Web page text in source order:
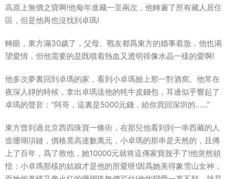
高原上無價之寶啊!他每年進藏一至兩次，他轉遍了所有藏人居住
區，但是他再也沒找到卓瑪!
轉眼，東方滿30歲了，父母、戰友都爲東方的婚事着急，他也渴
望愛情，但他需要的是既噴着熱血又透明得像水晶一樣的愛啊!
他多次夢裏回到卓瑪的家，看到小卓瑪臉上那一對酒窩。他常在
夜深人靜的時候，拿出卓瑪送他的牦牛皮錢包，耳邊似乎響起了
卓瑪的聲音：“阿哥，這裏是5000元錢，給你買回深圳的……”
東方曾到過北京西四珠寶一條街，在那兒他看到到一串西藏的人
造珊瑚項鏈，價格竟高達數萬元，小卓瑪的那串是天然的，且傳
上了百年，爲了救他，她10000元就将這傳家寶脫手了!他突然頓
悟：小卓瑪那樣的姑娘才是他的所愛呀!因爲她美得象雪山女神，